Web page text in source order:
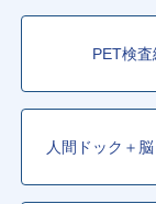
PET検査
人間ドック＋